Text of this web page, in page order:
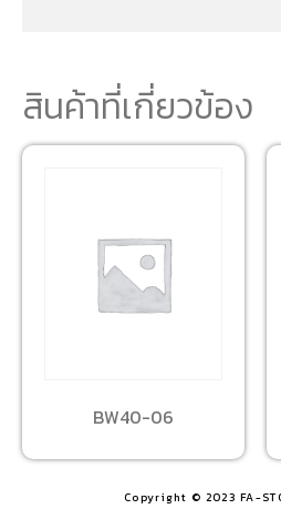
สินค้าที่เกี่ยวข้อง
BW40-06
Copyright © 2023 FA-